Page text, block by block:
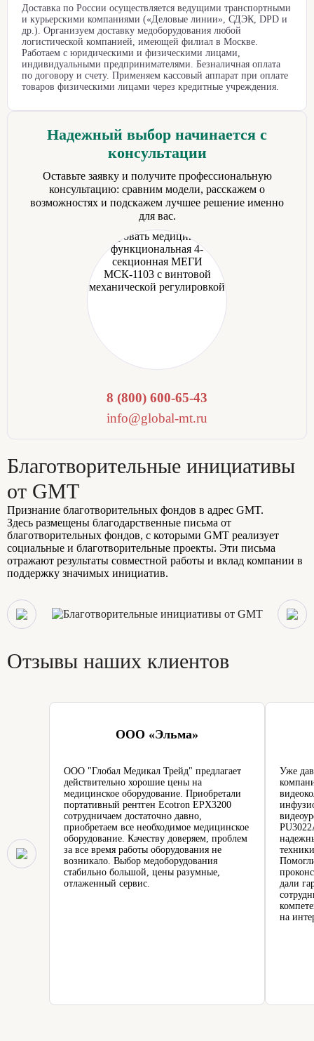
Доставка по России осуществляется ведущими транспортными
и курьерскими компаниями («Деловые линии», СДЭК, DPD и
др.). Организуем доставку медоборудования любой
логистической компанией, имеющей филиал в Москве.
Работаем с юридическими и физическими лицами,
индивидуальными предпринимателями. Безналичная оплата
по договору и счету. Применяем кассовый аппарат при оплате
товаров физическими лицами через кредитные учреждения.
Надежный выбор начинается с
консультации
Оставьте заявку и получите профессиональную
консультацию: сравним модели, расскажем о
возможностях и подскажем лучшее решение именно
для вас.
8 (800) 600-65-43
info@global-mt.ru
Благотворительные инициативы
от GMT
Признание благотворительных фондов в адрес GMT.
Здесь размещены благодарственные письма от
благотворительных фондов, с которыми GMT реализует
социальные и благотворительные проекты. Эти письма
отражают результаты совместной работы и вклад компании в
поддержку значимых инициатив.
Отзывы наших клиентов
ООО «Эльма»
ООО "Глобал Медикал Трейд" предлагает
действительно хорошие цены на
медицинское оборудование. Приобретали
портативный рентген Ecotron EPX3200
сотрудничаем достаточно давно,
приобретаем все необходимое медицинское
оборудование. Качеству доверяем, проблем
за все время работы оборудования не
возникало. Выбор медоборудования
стабильно большой, цены разумные,
отлаженный сервис.
Уже
дали
на